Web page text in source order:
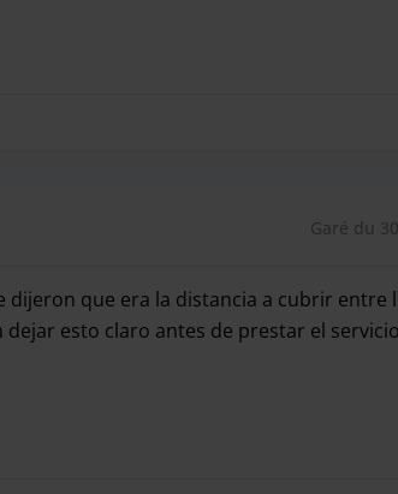
Garé du
dijeron que era la distancia a cubrir
esto claro antes de prestar el